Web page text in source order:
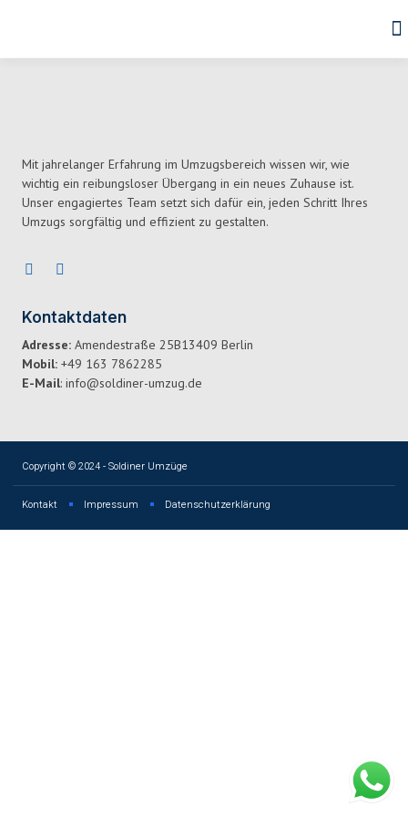
Mit jahrelanger Erfahrung im Umzugsbereich wissen wir, wie
wichtig ein reibungsloser Übergang in ein neues Zuhause ist.
Unser engagiertes Team setzt sich dafür ein, jeden Schritt Ihres
Umzugs sorgfältig und effizient zu gestalten.
Kontaktdaten
Adresse: Amendestraße 25B13409 Berlin
Mobil: +49 163 7862285
E-Mail: info@soldiner-umzug.de
Copyright © 2024 - Soldiner Umzüge
Kontakt Impressum Datenschutzerklärung